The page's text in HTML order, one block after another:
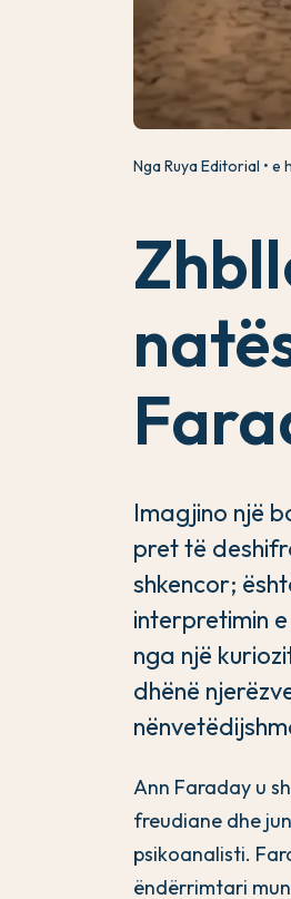
Nga Ruya Editorial e
Imagjino një
pret të
shkencor;
interpretimin
nga një
dhënë
Ann Faraday u
freudiane dhe
psikoanalisti.
ëndërrimtari